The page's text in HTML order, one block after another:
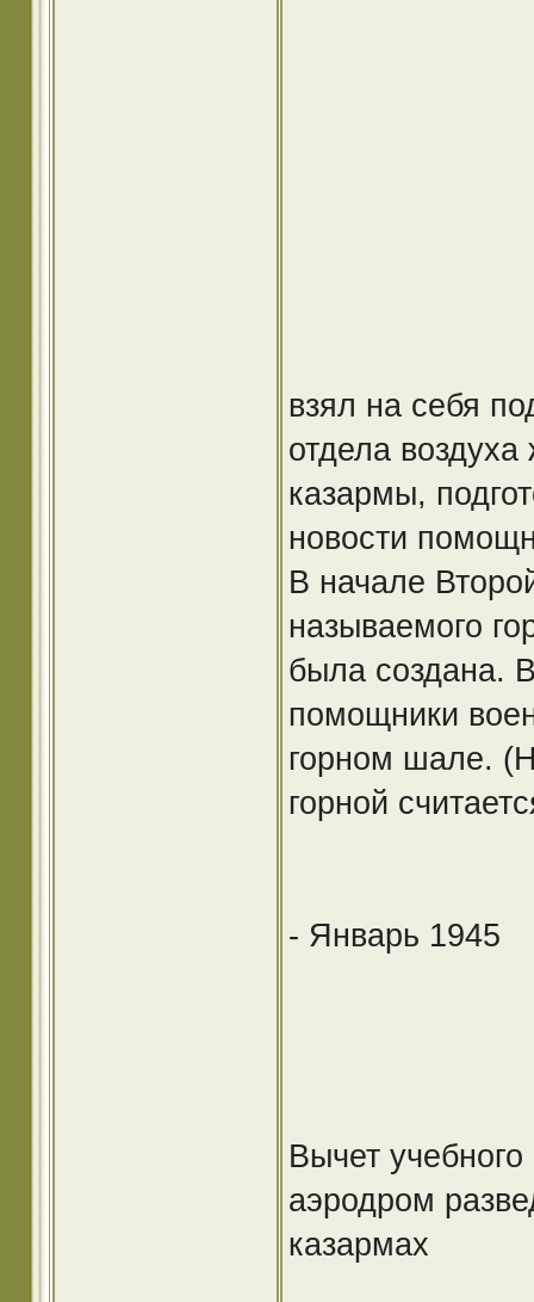
взял на себя
отдела
казармы,
новости
В начале
называемого
была создана.
помощники
горном шале.
горной
- Январь 1945
Вычет
аэродром
казармах